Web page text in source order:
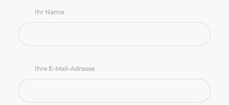
Ihr Name
Ihre E-Mail-Adresse